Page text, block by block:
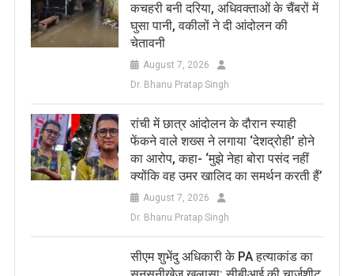
कचहरी बनी दरिया, अधिवक्ताओं के चैंबरों में
घुसा पानी, वकीलों ने दी आंदोलन की
चेतावनी
August 7, 2026
Dr. Bhanu Pratap Singh
रांची में छात्र आंदोलन के दौरान स्याही
फेंकने वाले शख्स ने लगाया ‘देशद्रोही’ होने
का आरोप, कहा- ‘मुझे नेहा बोरा पसंद नहीं
क्योंकि वह उमर खालिद का समर्थन करती हैं’
August 7, 2026
Dr. Bhanu Pratap Singh
सीएम शुभेंदु अधिकारी के PA हत्याकांड का